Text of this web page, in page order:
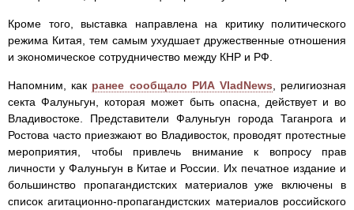
Кроме того, выставка направлена на критику политического
режима Китая, тем самым ухудшает дружественные отношения
и экономическое сотрудничество между КНР и РФ.
Напомним, как ранее сообщало РИА VladNews , религиозная
секта Фалуньгун, которая может быть опасна, действует и во
Владивостоке. Представители Фалуньгун города Таганрога и
Ростова часто приезжают во Владивосток, проводят протестные
мероприятия, чтобы привлечь внимание к вопросу прав
личности у Фалуньгун в Китае и России. Их печатное издание и
большинство пропагандистских материалов уже включены в
список агитационно-пропагандистских материалов российского